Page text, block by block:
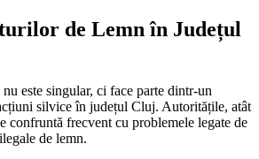
de Lemn în Județul
este singular, ci face parte dintr-un
silvice în județul Cluj. Autoritățile, atât
confruntă frecvent cu problemele legate de
de lemn.